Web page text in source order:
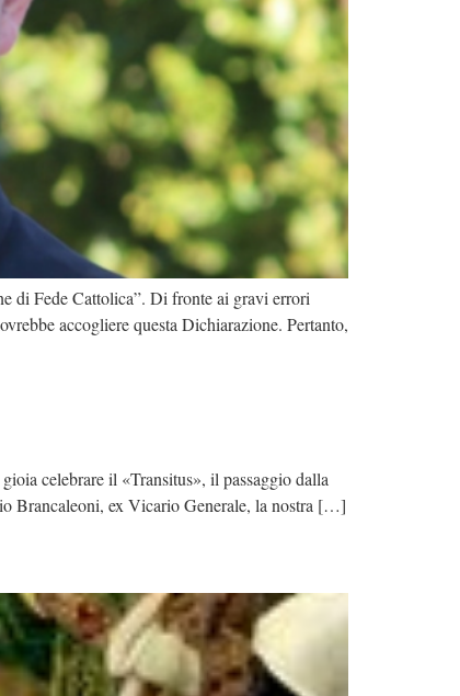
di Fede Cattolica”. Di fronte ai gravi errori
accogliere questa Dichiarazione. Pertanto,
celebrare il «Transitus», il passaggio dalla
Brancaleoni, ex Vicario Generale, la nostra […]